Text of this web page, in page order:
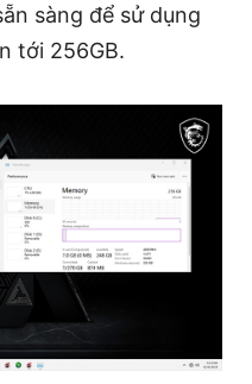
sàng để sử dụng
tới 256GB.